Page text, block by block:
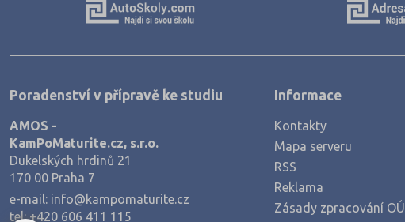
Kladno (129)
Kroměříž (96)
Kutná Hora (66)
Liberec (138)
Litoměřice (104)
Louny (72)
Poradenství v přípravě ke studiu
AMOS -
KamPoMaturite.cz, s.r.o.
Dukelských hrdinů 21
170 00 Praha 7
e-mail: info@kampomaturite.cz
tel:+420 606 411 115
Informace
Kontakty
Mapa serveru
RSS
Reklama
Zásady zpracování OÚ